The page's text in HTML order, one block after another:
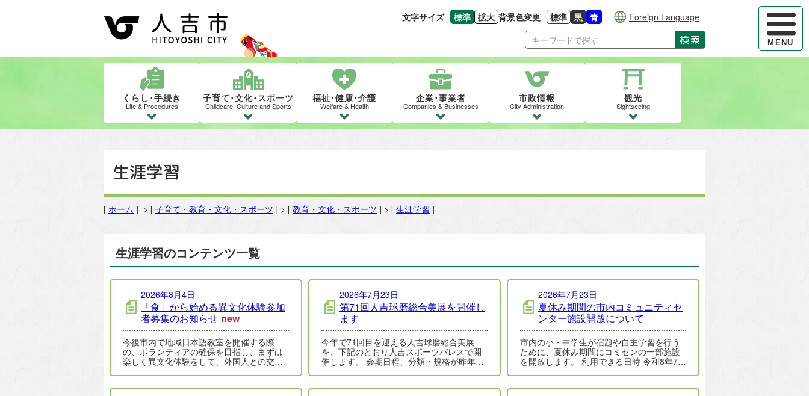
ハンバー
MENU
文字サイズ 標準
文字の大きさをもとの大きさに戻す
拡大
文字を大きくする
背景色変更 標準
背景色の変更：白
黒
背景色の変更：黒
青
背景色の変更：青
Foreign Language
検索
くらし･手続き
Life & Procedures
子育て･文化･スポーツ
Childcare, Culture and Sports
福祉･健康･介護
Welfare & Health
企業･事業者
Companies & Businesses
市政情報
City Administration
観光
Sightseeing
生涯学習
[ ホーム ] > [ 子育て・教育・文化・スポーツ ] > [ 教育・文化・スポーツ ] > [ 生涯学習 ]
生涯学習のコンテンツ一覧
2026年8月4日
「食」から始める異文化体験参加
者募集のお知らせ new
今後市内で地域日本語教室を開催する際
の、ボランティアの確保を目指し、まずは
楽しく異文化体験をして、外国人との交流
ます。 …
2026年7月23日
第71回人吉球磨総合美展を開催し
ます
今年で71回目を迎える人吉球磨総合美展
を、下記のとおり人吉スポーツパレスで開
催します。 会期日程、分類・規格が昨年と
は、…
2026年7月23日
夏休み期間の市内コミュニティセ
ンター施設開放について
市内の小・中学生が宿題や自主学習を行う
ために、夏休み期間にコミセンの一部施設
を開放します。 利用できる日時 令和8年7月